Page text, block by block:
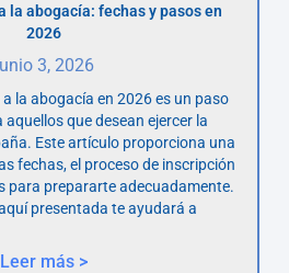
la abogacía: fechas y pasos en
2026
3, 2026
a la abogacía en 2026 es un paso
que desean ejercer la
Este artículo proporciona una
fechas, el proceso de inscripción
para prepararte adecuadamente.
presentada te ayudará a
Leer más >